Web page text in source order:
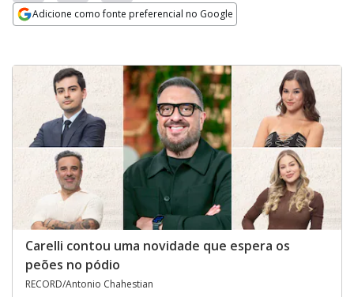
Adicione como fonte preferencial no Google
Carelli contou uma novidade que espera os
peões no pódio
RECORD/Antonio Chahestian